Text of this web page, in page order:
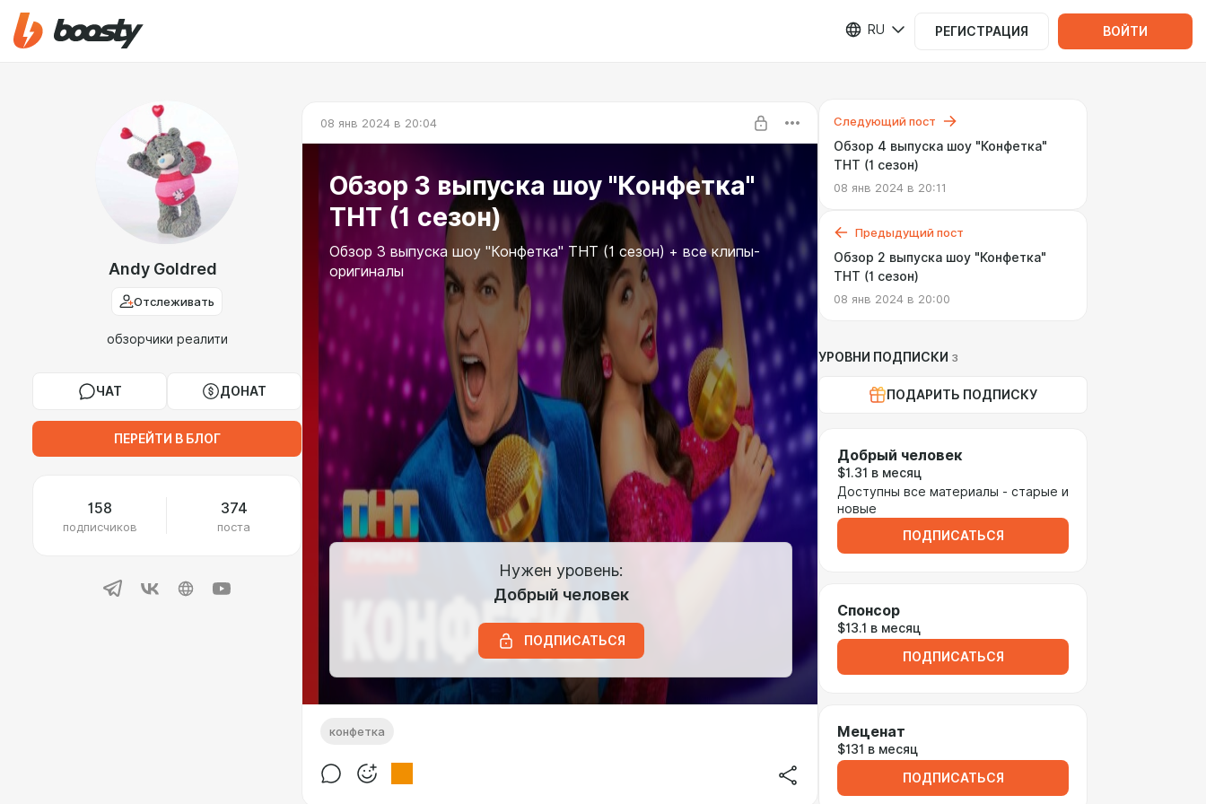
RU РЕГИСТРАЦИЯ ВОЙТИ
Andy Goldred
Отслеживать
обзорчики реалити
ЧАТ ДОНАТ
ПЕРЕЙТИ В БЛОГ
158
подписчиков
374
поста
08 янв 2024 в 20:04
Обзор 3 выпуска шоу "Конфетка"
ТНТ (1 сезон)
Обзор 3 выпуска шоу "Конфетка" ТНТ (1 сезон) + все клипы-
оригиналы
Нужен уровень:
Добрый человек
ПОДПИСАТЬСЯ
конфетка
Следующий пост
Обзор 4 выпуска шоу "Конфетка"
ТНТ (1 сезон)
08 янв 2024 в 20:11
Предыдущий пост
Обзор 2 выпуска шоу "Конфетка"
ТНТ (1 сезон)
08 янв 2024 в 20:00
УРОВНИ ПОДПИСКИ 3
ПОДАРИТЬ ПОДПИСКУ
Добрый человек
$1.31 в месяц
Доступны все материалы - старые и
новые
ПОДПИСАТЬСЯ
Спонсор
$13.1 в месяц
ПОДПИСАТЬСЯ
Меценат
$131 в месяц
ПОДПИСАТЬСЯ